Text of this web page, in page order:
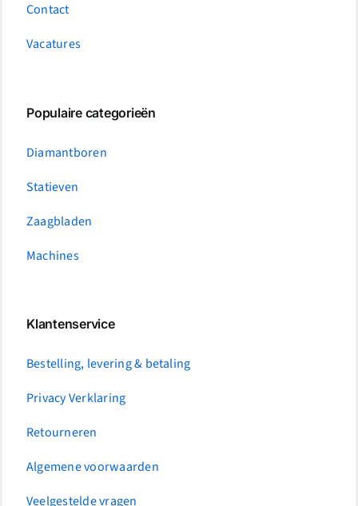
Contact
Vacatures
Populaire categorieën
Diamantboren
Statieven
Zaagbladen
Machines
Klantenservice
Bestelling, levering & betaling
Privacy Verklaring
Retourneren
Algemene voorwaarden
Veelgestelde vragen